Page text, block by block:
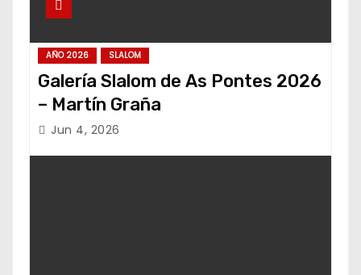
AÑO 2026 SLALOM
Galería Slalom de As Pontes 2026
– Martín Graña
Jun 4, 2026